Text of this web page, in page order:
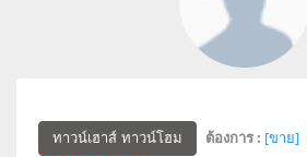
ทาวน์เฮาส์ ทาวน์โฮม ต้องการ : [ขาย]